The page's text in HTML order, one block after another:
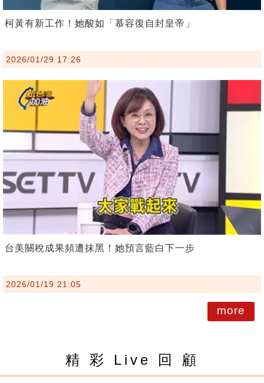
柯黃有新工作！她酸如「慕容復自封皇帝」
2026/01/29 17:26
台美關稅成果頻遭抹黑！她預言藍白下一步
2026/01/19 21:05
more
精 彩 Live 回 顧